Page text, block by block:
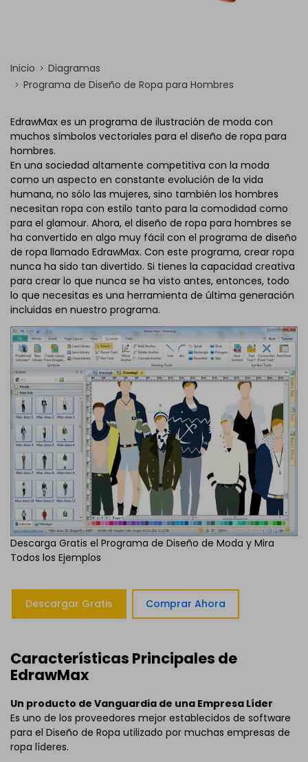
Inicio
Diagramas
Programa de Diseño de Ropa para Hombres
EdrawMax es un programa de ilustración de moda con
muchos símbolos vectoriales para el diseño de ropa para
hombres.
En una sociedad altamente competitiva con la moda
como un aspecto en constante evolución de la vida
humana, no sólo las mujeres, sino también los hombres
necesitan ropa con estilo tanto para la comodidad como
para el glamour. Ahora, el diseño de ropa para hombres se
ha convertido en algo muy fácil con el programa de diseño
de ropa llamado EdrawMax. Con este programa, crear ropa
nunca ha sido tan divertido. Si tienes la capacidad creativa
para crear lo que nunca se ha visto antes, entonces, todo
lo que necesitas es una herramienta de última generación
incluidas en nuestro programa.
Descarga Gratis el Programa de Diseño de Moda y Mira
Todos los Ejemplos
Descargar Gratis Comprar Ahora
Características Principales de
EdrawMax
Un producto de Vanguardia de una Empresa Líder
Es uno de los proveedores mejor establecidos de software
para el Diseño de Ropa utilizado por muchas empresas de
ropa líderes.